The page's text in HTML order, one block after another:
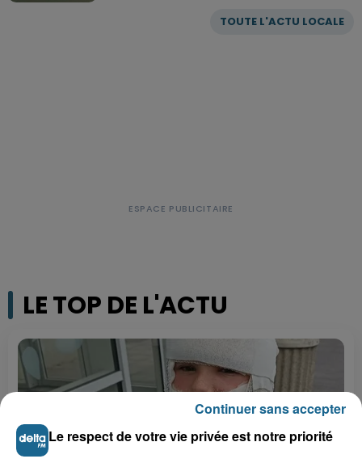
TOUTE L'ACTU LOCALE
LE TOP DE L'ACTU
Le respect de votre vie privée est notre priorité
Continuer sans accepter